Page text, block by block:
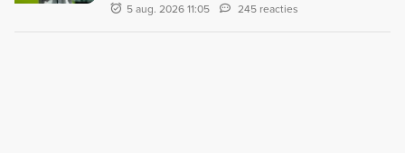
5 aug. 2026 11:05 245 reacties